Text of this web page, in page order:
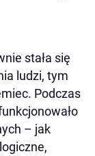
stała się
ludzi, tym
Podczas
– jak